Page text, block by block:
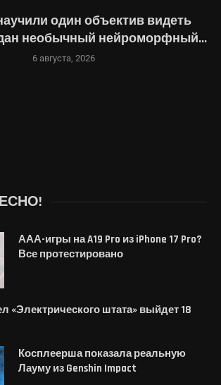
один объектив видеть
необычный нейроморфный...
6 августа, 2026
ААА-игры на A19 Pro из iPhone 17 Pro?
Все протестировано
«Электрического штата» выйдет 18
Косплеерша показала реальную
Лауму из Genshin Impact